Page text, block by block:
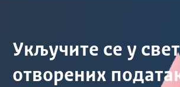
Укључите се у свет
отворених